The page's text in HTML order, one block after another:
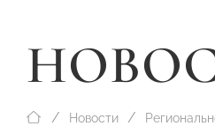
Новости